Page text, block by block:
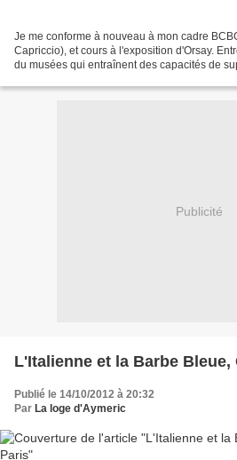
Je me conforme à nouveau à mon cadre
Capriccio), et cours à l'exposition d'Orsay.
du musées qui entraînent des capacités de
Publicité
L'Italienne et la Barbe
Publié le 14/10/2012 à 20:32
Par La loge d'Aymeric